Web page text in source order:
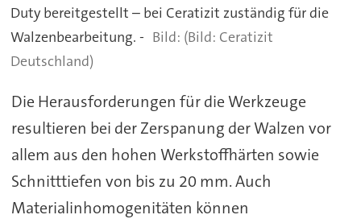
Duty bereitgestellt – bei Ceratizit zuständig für die
Walzenbearbeitung. -
(Bild: Ceratizit
Deutschland)
Die Herausforderungen für die Werkzeuge
resultieren bei der Zerspanung der Walzen vor
allem aus den hohen Werkstoffhärten sowie
Schnitttiefen von bis zu 20 mm. Auch
Materialinhomogenitäten können